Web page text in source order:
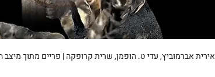
אירית אברמוביץ, עדי ט. הופמן, שרית קרופקה | פריים מתוך מיצב